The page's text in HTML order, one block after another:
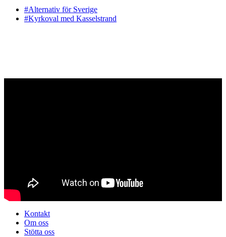
#Alternativ för Sverige
#Kyrkoval med Kasselstrand
Kontakt
Om oss
Stötta oss